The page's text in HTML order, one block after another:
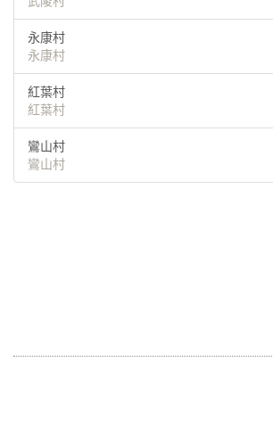
永康村
永康村
紅葉村
紅葉村
鸞山村
鸞山村